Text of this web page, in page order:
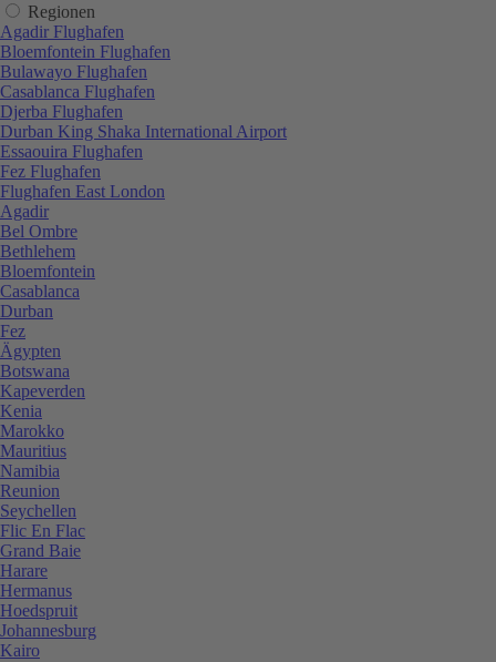
Regionen
Agadir Flughafen
Bloemfontein Flughafen
Bulawayo Flughafen
Casablanca Flughafen
Djerba Flughafen
Durban King Shaka International Airport
Essaouira Flughafen
Fez Flughafen
Flughafen East London
Agadir
Bel Ombre
Bethlehem
Bloemfontein
Casablanca
Durban
Fez
Ägypten
Botswana
Kapeverden
Kenia
Marokko
Mauritius
Namibia
Reunion
Seychellen
Flic En Flac
Grand Baie
Harare
Hermanus
Hoedspruit
Johannesburg
Kairo